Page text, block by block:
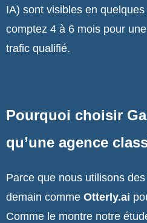
IA) sont visibles en
comptez 4 à 6 mois pour
trafic qualifié.
Pourquoi choisir
qu’une agence
Parce que nous utilisons
demain comme Otterly.ai
Comme le montre notre